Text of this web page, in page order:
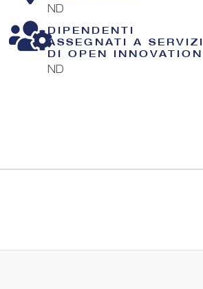
ND
DIPENDENTI
ASSEGNATI A SERVIZI
DI OPEN INNOVATION
ND